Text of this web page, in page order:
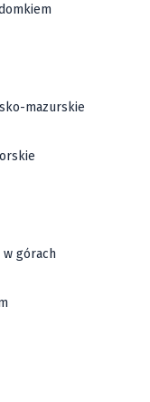
mazurskie
w górach